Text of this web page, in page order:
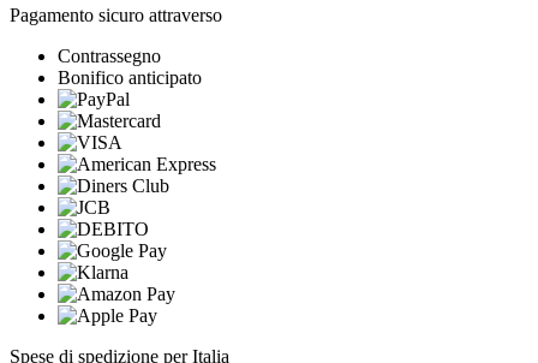
Pagamento sicuro attraverso
Contrassegno
Bonifico anticipato
Spese di spedizione per Italia